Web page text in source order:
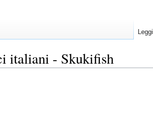
italiani - Skukifish
Leggi